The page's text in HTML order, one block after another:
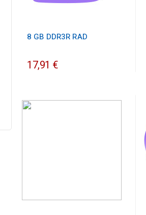
8 GB DDR3R RAD
17,91 €